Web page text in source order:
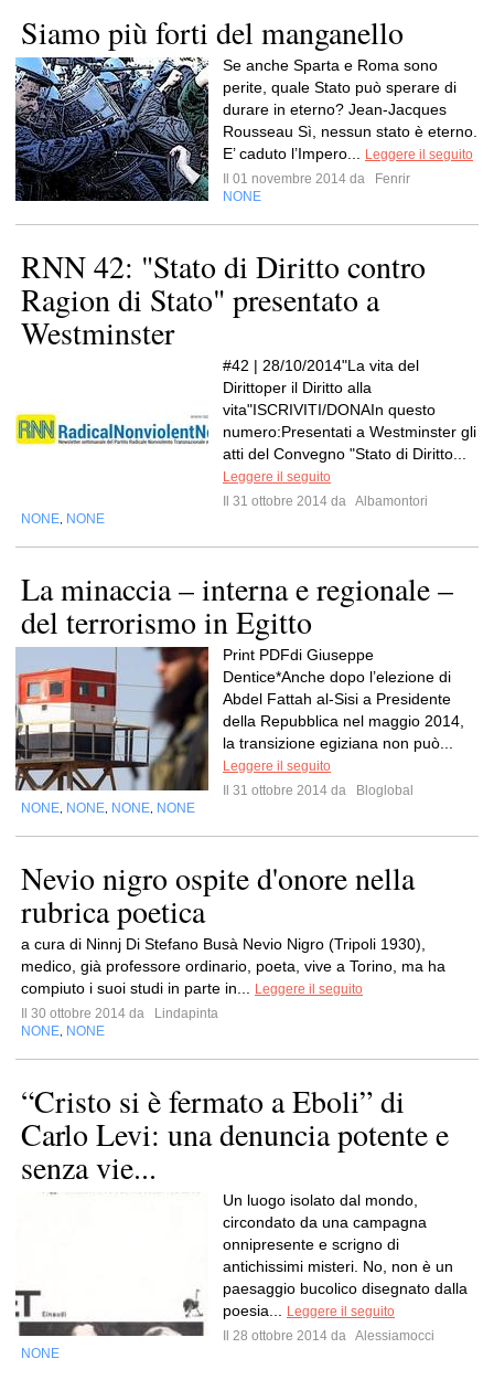
Siamo più forti del manganello
Se anche Sparta e Roma sono
perite, quale Stato può sperare di
durare in eterno? Jean-Jacques
Rousseau Sì, nessun stato è eterno.
E’ caduto l’Impero...
Leggere il seguito
Il 01 novembre 2014 da
Fenrir
NONE
RNN 42: "Stato di Diritto contro
Ragion di Stato" presentato a
Westminster
#42 | 28/10/2014"La vita del
Dirittoper il Diritto alla
vita"ISCRIVITI/DONAIn questo
numero:Presentati a Westminster gli
atti del Convegno "Stato di Diritto...
Leggere il seguito
Il 31 ottobre 2014 da Albamontori
NONE NONE
La minaccia – interna e regionale –
del terrorismo in Egitto
Print PDFdi Giuseppe
Dentice*Anche dopo l’elezione di
Abdel Fattah al-Sisi a Presidente
della Repubblica nel maggio 2014,
la transizione egiziana non può...
Leggere il seguito
Il 31 ottobre 2014 da
Bloglobal
NONE NONE NONE NONE
Nevio nigro ospite d'onore nella
rubrica poetica
a cura di Ninnj Di Stefano Busà Nevio Nigro (Tripoli 1930),
medico, già professore ordinario, poeta, vive a Torino, ma ha
compiuto i suoi studi in parte in...
Leggere il seguito
Il 30 ottobre 2014 da
Lindapinta
NONE NONE
“Cristo si è fermato a Eboli” di
Carlo Levi: una denuncia potente e
senza vie...
Un luogo isolato dal mondo,
circondato da una campagna
onnipresente e scrigno di
antichissimi misteri. No, non è un
paesaggio bucolico disegnato dalla
poesia...
Leggere il seguito
Il 28 ottobre 2014 da Alessiamocci
NONE